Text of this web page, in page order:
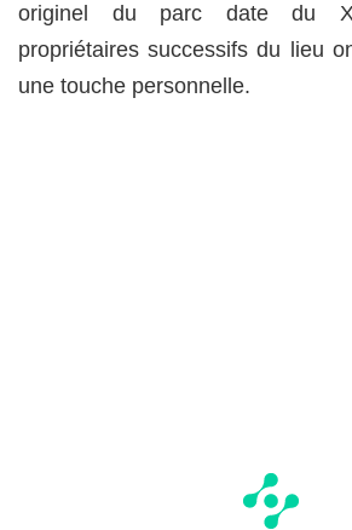
originel du parc date du
propriétaires successifs du lieu
une touche personnelle.